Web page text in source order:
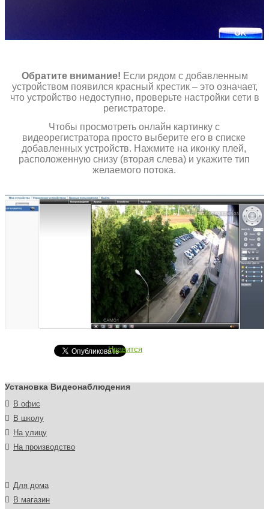
Обратите внимание! Если рядом с добавленным
устройством появился красный крестик – это означает,
что устройство недоступно, проверьте настройки сети в
регистраторе.
Чтобы просмотреть онлайн картинку с
видеорегистратора просто выберите его в списке
добавленных устройств. Нажмите на иконку плей,
расположенную снизу (вторая слева) и укажите тип
желаемого потока.
Нравится
Установка Видеонаблюдения
В офис
В школу
На улицу
На производство
Для дома
В магазин